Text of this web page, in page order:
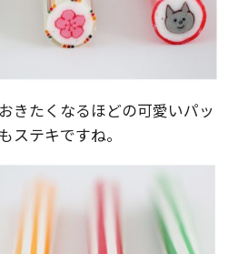
きたくなるほどの可愛いパッ
ステキですね。